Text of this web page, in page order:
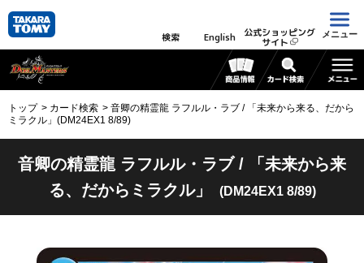
検索 English 公式ショッピング
サイト
メニュー
トップ カード検索
音卿の精霊龍 ラフルル・ラブ / 「未来から来る、だから
ミラクル」(DM24EX1 8/89)
音卿の精霊龍 ラフルル・ラブ / 「未来から来
る、だからミラクル」
(DM24EX1 8/89)